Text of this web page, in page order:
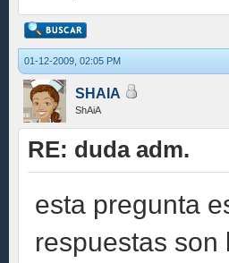
01-12-2009, 02:05 PM
SHAIA
ShAiA
RE: duda adm.
esta pregunta
respuestas